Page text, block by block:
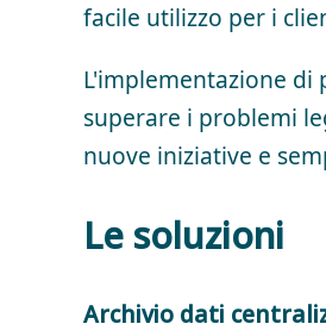
facile utilizzo per i
L'implementazione di
superare i problemi
nuove iniziative e
Le soluzioni
Archivio dati